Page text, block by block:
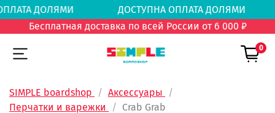
ОПЛАТА ДОЛЯМИ
ДОСТУПНА ОПЛАТА
Бесплатная доставка по всей России от 6 000 ₽
0
SIMPLE boardshop
Аксессуары
Перчатки и варежки
Crab Grab